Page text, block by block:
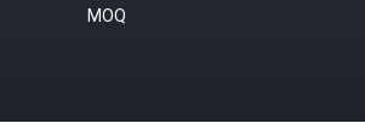
MOQ